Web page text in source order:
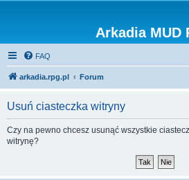
Arkadia MUD
FAQ
arkadia.rpg.pl Forum
Usuń ciasteczka witryny
Czy na pewno chcesz usunąć wszystkie
witrynę?